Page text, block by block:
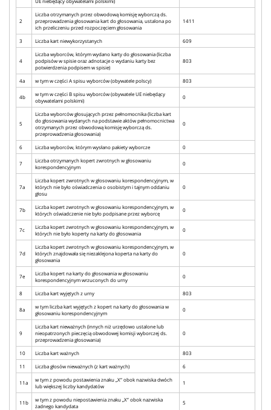
2
Liczba otrzymanych przez obwodową komisję wyborczą ds.
przeprowadzenia głosowania kart do głosowania, ustalona po
ich przeliczeniu przed rozpoczęciem głosowania
1411
3 Liczba kart niewykorzystanych 609
4
Liczba wyborców, którym wydano karty do głosowania (liczba
podpisów w spisie oraz adnotacje o wydaniu karty bez
potwierdzenia podpisem w spisie)
803
4a w tym w części A spisu wyborców (obywatele polscy) 803
4b
w tym w części B spisu wyborców (obywatele UE niebędący
obywatelami polskimi)
0
5
Liczba wyborców głosujących przez pełnomocnika (liczba kart
do głosowania wydanych na podstawie aktów pełnomocnictwa
otrzymanych przez obwodową komisję wyborczą ds.
przeprowadzenia głosowania)
0
6 Liczba wyborców, którym wysłano pakiety wyborcze 0
7
Liczba otrzymanych kopert zwrotnych w głosowaniu
korespondencyjnym
0
7a
Liczba kopert zwrotnych w głosowaniu korespondencyjnym, w
których nie było oświadczenia o osobistym i tajnym oddaniu
głosu
0
7b
Liczba kopert zwrotnych w głosowaniu korespondencyjnym, w
których oświadczenie nie było podpisane przez wyborcę
0
7c
Liczba kopert zwrotnych w głosowaniu korespondencyjnym, w
których nie było koperty na karty do głosowania
0
7d
Liczba kopert zwrotnych w głosowaniu korespondencyjnym, w
których znajdowała się niezaklejona koperta na karty do
głosowania
0
7e
Liczba kopert na karty do głosowania w głosowaniu
korespondencyjnym wrzuconych do urny
0
8 Liczba kart wyjętych z urny 803
8a
w tym liczba kart wyjętych z kopert na karty do głosowania w
głosowaniu korespondencyjnym
0
9
Liczba kart nieważnych (innych niż urzędowo ustalone lub
nieopatrzonych pieczęcią obwodowej komisji wyborczej ds.
przeprowadzenia głosowania)
0
10 Liczba kart ważnych
803
11
Liczba głosów nieważnych (z kart ważnych) 6
11a
w tym z powodu postawienia znaku „X” obok nazwiska dwóch
lub większej liczby kandydatów
1
11b
w tym z powodu niepostawienia znaku „X” obok nazwiska
żadnego kandydata
5